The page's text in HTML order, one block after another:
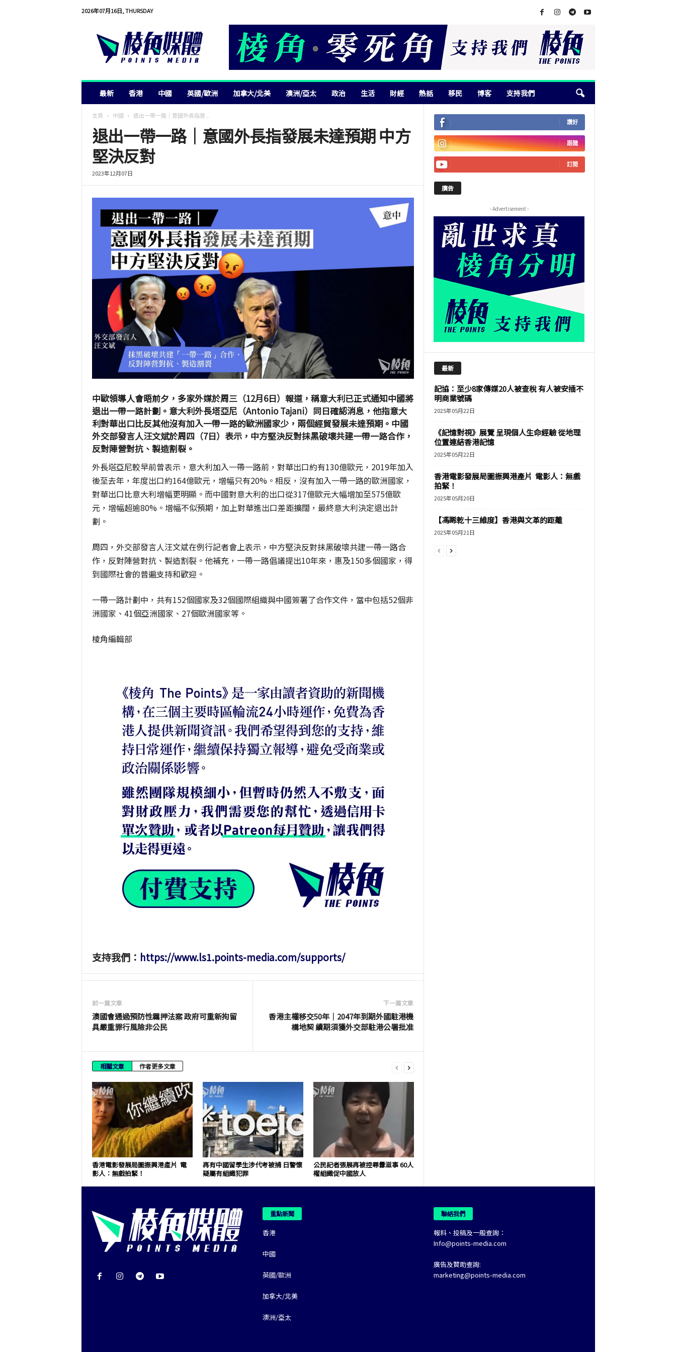
2026年07月16日, THURSDAY
最新 香港 中國 英國/歐洲 加拿大/北美 澳洲/亞太 政治 生活 財經 熱話 移民 博客 支持我們
主頁 中國 退出一帶一路｜意國外長指發...
退出一帶一路｜意國外長指發展未達預期 中方
堅決反對
2023年12月07日
中歐領導人會晤前夕，多家外媒於周三（12月6日） 報道，稱意大利已正式通知中國將
退出一帶一路計劃。意大利外長塔亞尼（Antonio Tajani）同日確認消息，他指意大
利對華出口比反其他沒有加入一帶一路的歐洲國家少，兩個經貿發展未達預期。中國
外交部發言人汪文斌於周四（7日）表示，中方堅決反對抹黑破壞共建一帶一路合作，
反對陣營對抗、製造割裂。
外長塔亞尼較早前曾表示，意大利加入一帶一路前，對華出口約有130億歐元，2019年加入
後至去年，年度出口約164億歐元，增幅只有20%。相反，沒有加入一帶一路的歐洲國家，
對華出口比意大利增幅更明顯。而中國對意大利的出口從317億歐元大幅增加至575億歐
元，增幅超逾80%。增幅不似預期，加上對華進出口差距擴闊，最終意大利決定退出計
劃。
周四，外交部發言人汪文斌在例行記者會上表示，中方堅決反對抹黑破壞共建一帶一路合
作，反對陣營對抗、製造割裂。他補充，一帶一路倡議提出10年來，惠及150多個國家，得
到國際社會的普遍支持和歡迎。
一帶一路計劃中，共有152個國家及32個國際組織與中國簽署了合作文件，當中包括52個非
洲國家、41個亞洲國家、27個歐洲國家等。
棱角編輯部
支持我們： https://www.ls1.points-media.com/supports/
前一篇文章
澳國會通過預防性羈押法案 政府可重新拘留
具嚴重罪行風險非公民
下一篇文章
香港主權移交50年｜2047年到期外國駐港機
構地契 續期須獲外交部駐港公署批准
相關文章 作者更多文章
香港電影發展局圖振興港產片 電
影人：無戲拍緊！
再有中國留學生涉代考被捕 日警懷
疑屬有組織犯罪
公民記者張展再被控尋釁滋事 60人
權組織促中國放人
讚好
跟隨
訂閱
廣告
- Advertisement -
最新
記協：至少8家傳媒20人被查稅 有人被安插不
明商業號碼
2025年05月22日
《記憶對視》展覽 呈現個人生命經驗 從地理
位置連結香港記憶
2025年05月22日
香港電影發展局圖振興港產片 電影人：無戲
拍緊！
2025年05月20日
【馮睎乾十三維度】香港與文革的距離
2025年05月21日
重點新聞
香港
中國
英國/歐洲
加拿大/北美
澳洲/亞太
聯絡我們
報料、投稿及一般查詢：
Info@points-media.com
廣告及贊助查詢:
marketing@points-media.com